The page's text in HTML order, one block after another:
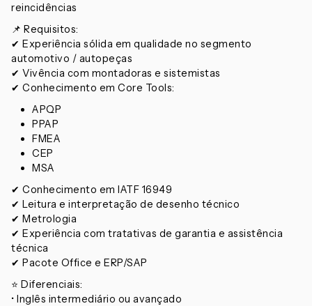
reincidências
📌 Requisitos:
✔ Experiência sólida em qualidade no segmento
automotivo / autopeças
✔ Vivência com montadoras e sistemistas
✔ Conhecimento em Core Tools:
APQP
PPAP
FMEA
CEP
MSA
✔ Conhecimento em IATF 16949
✔ Leitura e interpretação de desenho técnico
✔ Metrologia
✔ Experiência com tratativas de garantia e assistência
técnica
✔ Pacote Office e ERP/SAP
⭐ Diferenciais:
• Inglês intermediário ou avançado